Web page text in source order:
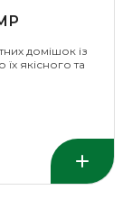
домішок із
якісного та